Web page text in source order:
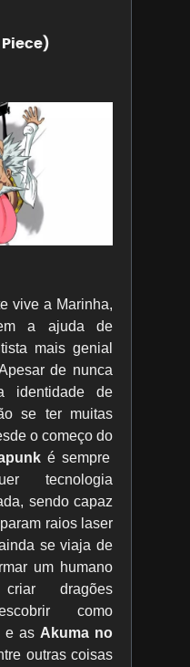
vive a Marinha,
a ajuda de
mais genial
de nunca
identidade de
se ter muitas
o começo do
é sempre
tecnologia
sendo capaz
raios laser
se viaja de
um humano
dragões
como
e as Akuma no
outras coisas